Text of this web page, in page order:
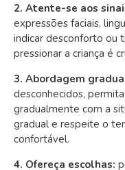
2. Atente-se aos
expressões faciais,
indicar desconforto ou
pressionar a criança é
3. Abordagem
desconhecidos,
gradualmente com a
gradual e respeite o
confortável.
4. Ofereça escolhas: p